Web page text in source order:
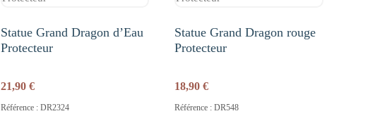
Statue Grand Dragon d’Eau
Protecteur
21,90 €
Référence : DR2324
Statue Grand Dragon rouge
Protecteur
18,90€
Référence : DR548